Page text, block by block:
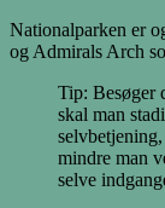
Nationalparken er
og Admirals Arch
Tip: Besøger
skal man
mindre man
selve